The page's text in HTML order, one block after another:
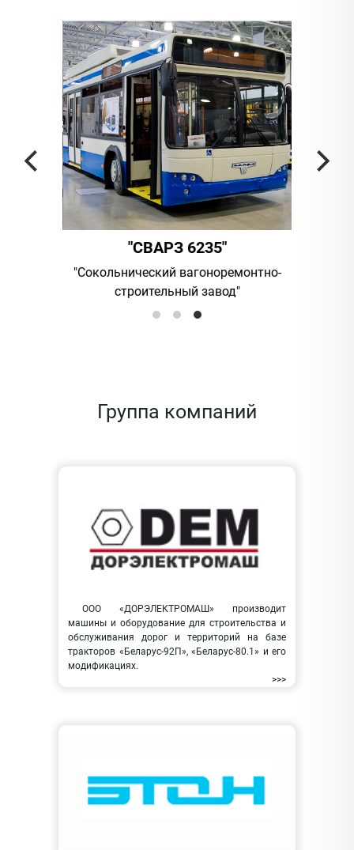
"СВАРЗ 6235"
"Сокольнический вагоноремонтно-
строительный завод"
Группа компаний
ООО «ДОРЭЛЕКТРОМАШ» производит
машины и оборудование для строительства и
обслуживания дорог и территорий на базе
тракторов «Беларус-92П», «Беларус-80.1» и его
модификациях.
>>>